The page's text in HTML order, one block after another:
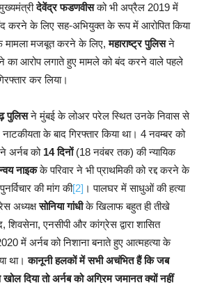
देवेंद्र फडणवीसको भी अप्रैल 2019 में
करने के लिए सह-अभियुक्त के रूप में आरोपित किया
मामला मजबूत करने के लिए,महाराष्ट्र पुलिसने
का आरोप लगाते हुए मामले को बंद करने वाले पहले
कर लिया।
पुलिसने मुंबई के लोअर परेल स्थित उनके निवास से
के बाद गिरफ्तार किया था। 4 नवम्बर को
अर्नब को 14 दिनों(18 नवंबर तक) की न्यायिक
नाइकके परिवार ने भी प्राथमिकी को रद्द करने के
की मांग की[2] । पालघर में साधुओं की हत्या
अध्यक्षसोनिया गांधीके खिलाफ बहुत ही तीखे
एनसीपी और कांग्रेस द्वारा शासित
में अर्नब को निशाना बनाते हुए आत्महत्या के
था।कानूनी हलकों में सभी अचंभित हैं कि जब
दिया तो अर्नब को अग्रिम जमानत क्यों नहीं